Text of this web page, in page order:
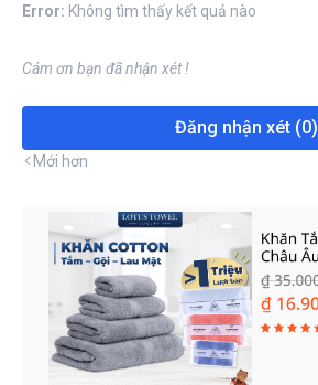
Error: Không tìm thấy kết quả nào
Cám ơn bạn đã nhận xét !
Đăng nhận xét (0)
Mới hơn